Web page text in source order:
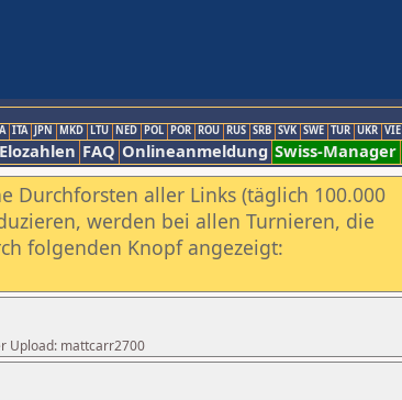
ITA JPN MKD LTU NED POL POR ROU RUS SRB SVK SWE TUR UKR VIE
Elozahlen FAQ Onlineanmeldung Swiss-Manager
Durchforsten aller Links (täglich 100.000
werden bei allen Turnieren, die
folgenden Knopf angezeigt:
Upload: mattcarr2700